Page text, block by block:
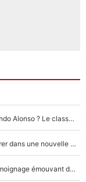
Max Verstappen, Lewis Hamilton… et bientôt Fernando Alonso ? Le classement des pilotes les mieux payés en Formule 1 risque de changer !
F1 - Alpine signe un accord «impensable» et va entrer dans une nouvelle dimension : Grande nouvelle pour Pierre Gasly !
F1 : « Je lui ai fait un câlin, puis j’ai dû partir...», le témoignage émouvant de Max Verstappen sur sa fille